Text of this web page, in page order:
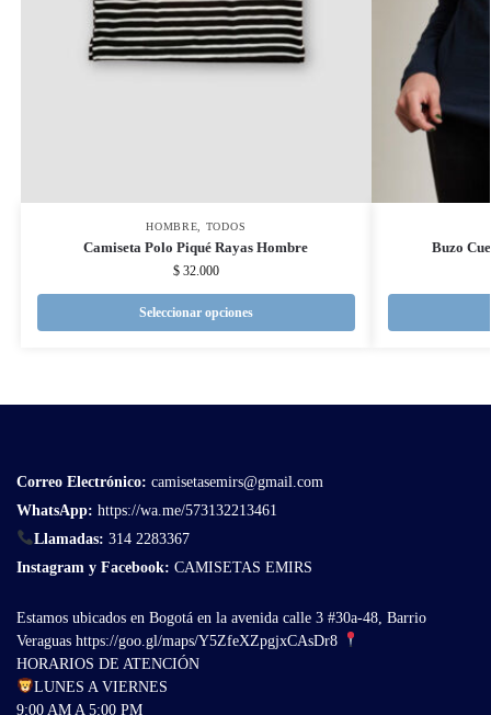
HOMBRE TODOS
Camiseta Polo Piqué Rayas Hombre
$32.000
Seleccionar opciones
Buzo
Correo Electrónico: camisetasemirs@gmail.com
WhatsApp: https://wa.me/573132213461
Llamadas: 314 2283367
Instagram y Facebook: CAMISETAS EMIRS
Estamos ubicados en Bogotá en la avenida calle 3 #30a-48, Barrio
Veraguas https://goo.gl/maps/Y5ZfeXZpgjxCAsDr8
HORARIOS DE ATENCIÓN
LUNES A VIERNES
9:00 AM A 5:00 PM